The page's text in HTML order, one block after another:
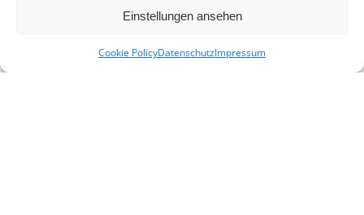
Einstellungen ansehen
Cookie PolicyDatenschutzImpressum
Niederbayern e. V.